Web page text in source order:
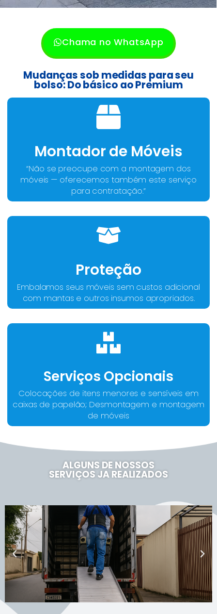
Chama no WhatsApp
Mudanças sob medidas para seu
bolso: Do básico ao Premium
Montador de Móveis
“Não se preocupe com a montagem dos
móveis — oferecemos também este serviço
para contratação.”
Proteção
Embalamos seus móveis sem custos adicional
com mantas e outros insumos apropriados.
Serviços Opcionais
Colocações de itens menores e sensíveis em
caixas de papelão; Desmontagem e montagem
de móveis
ALGUNS DE NOSSOS
SERVIÇOS JA REALIZADOS